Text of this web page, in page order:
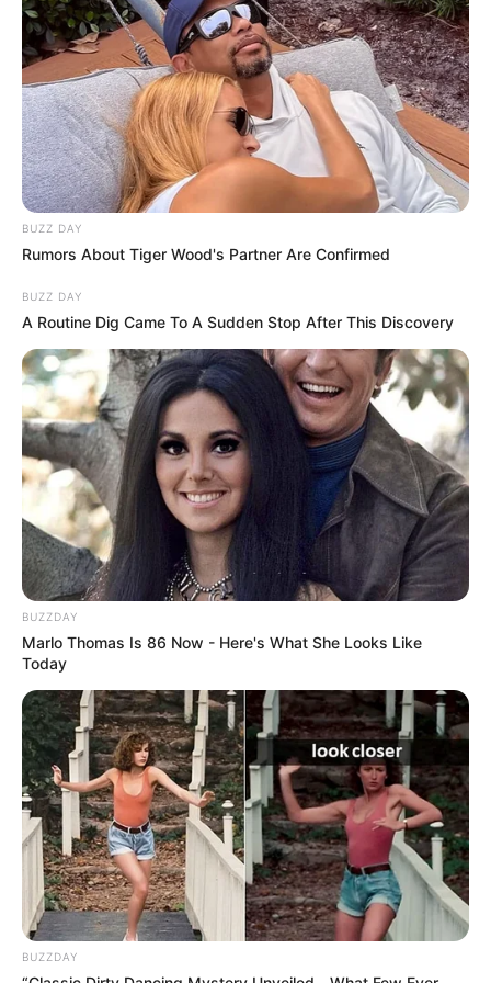
Le Pronostic PMU du Quinté du jour en 7
chevaux du CRITERIUM DES 5 ANS
1er: 16 JUSHUA TREE
2ème: 4 JUST A MIDI
3ème: 15 JUST LOVE YOU
4ème: 8 JAZZMAN DEBAILLEUL
5ème: 13 JUSTIN BOLD
6ème: 14 JOSH POWER
7ème: 6 JANGO VICI
BUZZ DAY
Rumors About Tiger Wood's Partner Are Confirmed
BUZZ DAY
A Routine Dig Came To A Sudden Stop After This Discovery
BUZZDAY
Marlo Thomas Is 86 Now - Here's What She Looks Like
Today
BUZZDAY